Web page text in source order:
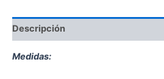
Descripción
Medidas: